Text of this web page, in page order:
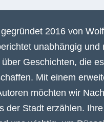
2016 von
unabhängig und
Geschichten, die
Mit einem
möchten wir
der Stadt erzählen.